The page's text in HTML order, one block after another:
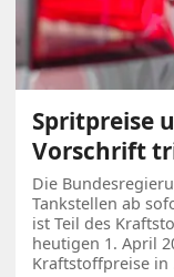
Spritpreise
Vorschrift
Die
Tankstellen ab
ist Teil des
heutigen 1. April
Kraftstoffpreise in